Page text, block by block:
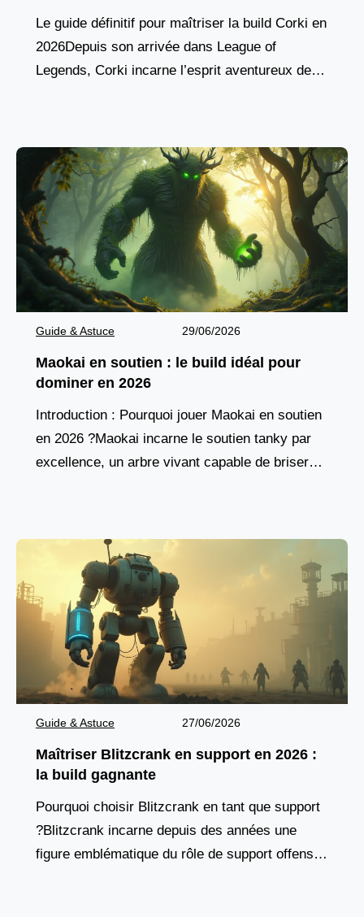
Le guide définitif pour maîtriser la build Corki en
2026Depuis son arrivée dans League of
Legends, Corki incarne l’esprit aventureux des
Guide & Astuce 29/06/2026
Maokai en soutien : le build idéal pour
dominer en 2026
Introduction : Pourquoi jouer Maokai en soutien
en 2026 ?Maokai incarne le soutien tanky par
excellence, un arbre vivant capable de briser
Guide & Astuce 27/06/2026
Maîtriser Blitzcrank en support en 2026 :
la build gagnante
Pourquoi choisir Blitzcrank en tant que support
?Blitzcrank incarne depuis des années une
figure emblématique du rôle de support offensif.